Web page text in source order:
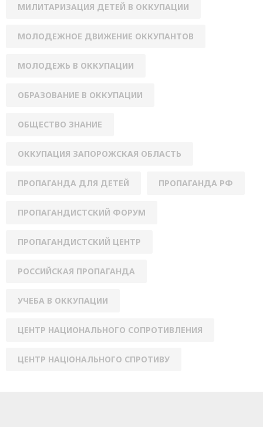
МИЛИТАРИЗАЦИЯ ДЕТЕЙ В ОККУПАЦИИ
МОЛОДЕЖНОЕ ДВИЖЕНИЕ ОККУПАНТОВ
МОЛОДЕЖЬ В ОККУПАЦИИ
ОБРАЗОВАНИЕ В ОККУПАЦИИ
ОБЩЕСТВО ЗНАНИЕ
ОККУПАЦИЯ ЗАПОРОЖСКАЯ ОБЛАСТЬ
ПРОПАГАНДА ДЛЯ ДЕТЕЙ ПРОПАГАНДА РФ
ПРОПАГАНДИСТСКИЙ ФОРУМ
ПРОПАГАНДИСТСКИЙ ЦЕНТР
РОССИЙСКАЯ ПРОПАГАНДА
УЧЕБА В ОККУПАЦИИ
ЦЕНТР НАЦИОНАЛЬНОГО СОПРОТИВЛЕНИЯ
ЦЕНТР НАЦІОНАЛЬНОГО СПРОТИВУ